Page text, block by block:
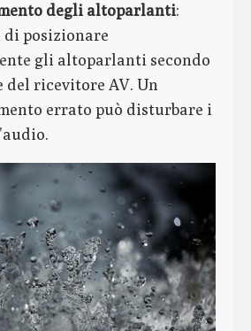
degli altoparlanti:
posizionare
gli altoparlanti secondo
del ricevitore AV. Un
errato può disturbare i